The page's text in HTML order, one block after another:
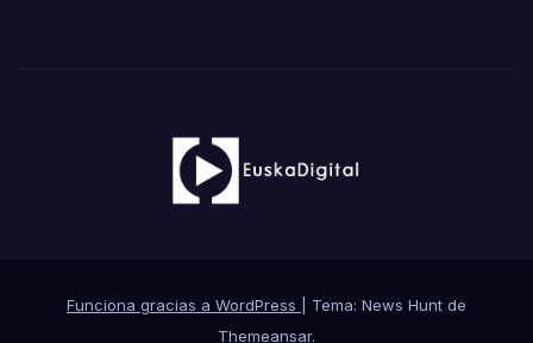
Funciona gracias a WordPress
Tema: News Hunt de
Themeansar.